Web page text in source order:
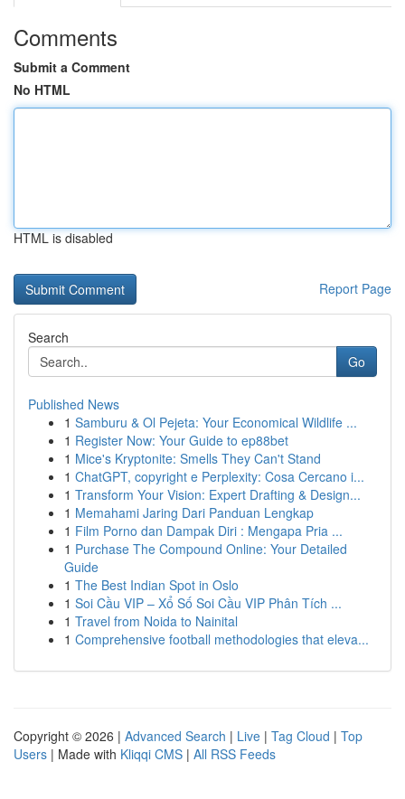
Comments
Submit a Comment
No HTML
HTML is disabled
Report Page
Search
Go
Published News
1 Samburu & Ol Pejeta: Your Economical Wildlife ...
1 Register Now: Your Guide to ep88bet
1 Mice's Kryptonite: Smells They Can't Stand
1 ChatGPT, copyright e Perplexity: Cosa Cercano i...
1 Transform Your Vision: Expert Drafting & Design...
1 Memahami Jaring Dari Panduan Lengkap
1 Film Porno dan Dampak Diri : Mengapa Pria ...
1 Purchase The Compound Online: Your Detailed
Guide
1 The Best Indian Spot in Oslo
1 Soi Cầu VIP – Xổ Số Soi Cầu VIP Phân Tích ...
1 Travel from Noida to Nainital
1 Comprehensive football methodologies that eleva...
Copyright © 2026 | Advanced Search | Live | Tag Cloud | Top
Users | Made with Kliqqi CMS | All RSS Feeds